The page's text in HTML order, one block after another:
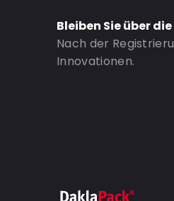
Bleiben Sie über
Nach der
Innovationen.